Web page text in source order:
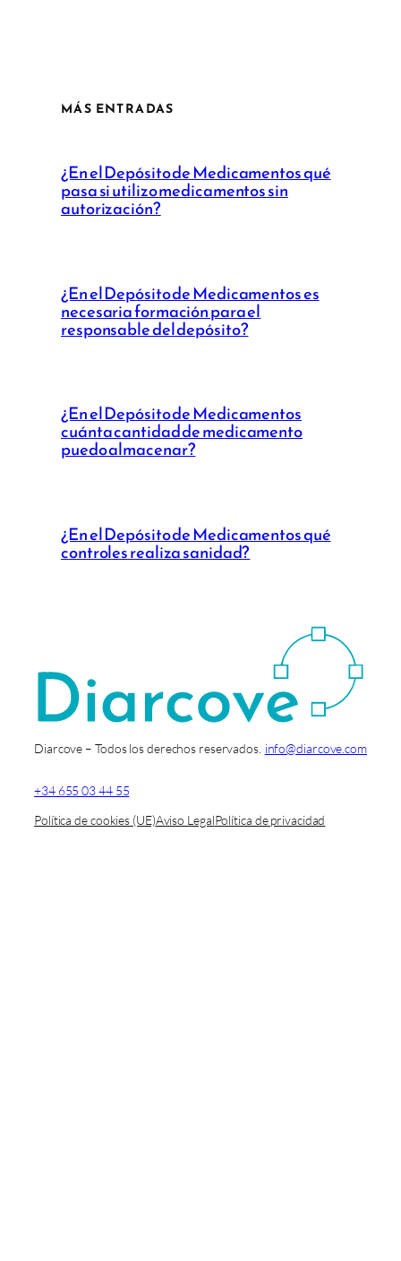
MÁS ENTRADAS
¿En el Depósito de Medicamentos qué
pasa si utilizo medicamentos sin
autorización?
¿En el Depósito de Medicamentos es
necesaria formación para el
responsable del depósito?
¿En el Depósito de Medicamentos
cuánta cantidad de medicamento
puedo almacenar?
¿En el Depósito de Medicamentos qué
controles realiza sanidad?
Diarcove – Todos los derechos reservados. info@diarcove.com
+34 655 03 44 55
Política de cookies (UE)Aviso LegalPolítica de privacidad